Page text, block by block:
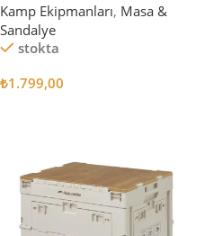
Kamp Ekipmanları, Masa &
Sandalye
stokta
₺1.799,00